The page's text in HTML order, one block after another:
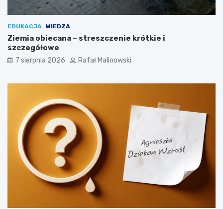
EDUKACJA WIEDZA
Ziemia obiecana – streszczenie krótkie i
szczegółowe
7 sierpnia 2026 Rafał Malinowski